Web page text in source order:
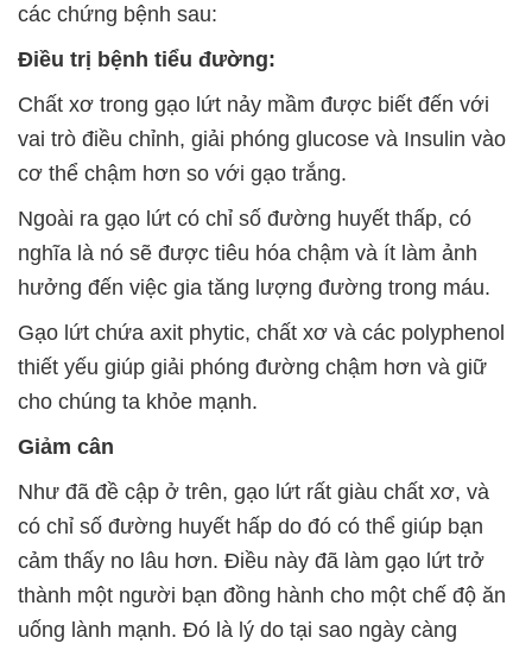
các chứng bệnh sau:
Điều trị bệnh tiểu đường:
Chất xơ trong gạo lứt nảy mầm được biết đến với
vai trò điều chỉnh, giải phóng glucose và Insulin vào
cơ thể chậm hơn so với gạo trắng.
Ngoài ra gạo lứt có chỉ số đường huyết thấp, có
nghĩa là nó sẽ được tiêu hóa chậm và ít làm ảnh
hưởng đến việc gia tăng lượng đường trong máu.
Gạo lứt chứa axit phytic, chất xơ và các polyphenol
thiết yếu giúp giải phóng đường chậm hơn và giữ
cho chúng ta khỏe mạnh.
Giảm cân
Như đã đề cập ở trên, gạo lứt rất giàu chất xơ, và
có chỉ số đường huyết hấp do đó có thể giúp bạn
cảm thấy no lâu hơn. Điều này đã làm gạo lứt trở
thành một người bạn đồng hành cho một chế độ ăn
uống lành mạnh. Đó là lý do tại sao ngày càng